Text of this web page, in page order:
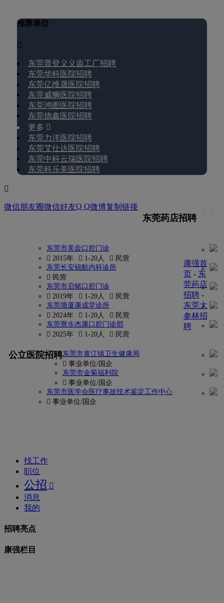
推荐单位

东莞普登义义齿工厂招聘
东莞华科医院招聘
东莞亿维晟医院招聘
东莞威狮医院招聘
东莞鸿图医院招聘
东莞德鑫医院招聘
更多 
东莞力洋医院招聘
东莞艾仕达医院招聘
东莞中科云瑞医院招聘
东莞科乐美医院招聘

微信朋友圈微信好友Q Q微博复制链接
东莞药店招聘
东莞市美齿口腔门诊
 2015年
 1-20人
 民营
东莞长安锦航内科诊所
 民营
东莞市启铭口腔门诊
 2019年
 1-20人
 民营
东莞塘厦康成堂诊所
 2024年
 1-20人
 民营
东莞寮步杰康口腔门诊部
 2025年
 1-20人  民营
公立医院招聘东莞市黄江镇卫生健康局
 事业单位/国企
东莞市金菊福利院
 事业单位/国企
东莞市医学会医疗事故技术鉴定工作中心
 事业单位/国企
康强首
页- 东
莞药店
招聘-
东莞大
参林招
聘
密
找工作
职位
公招 
消息
我的
招聘亮点
康强栏目